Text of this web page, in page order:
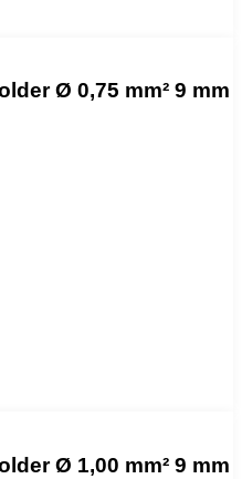
Ø 0,75 mm² 9 mm
Ø 1,00 mm² 9 mm